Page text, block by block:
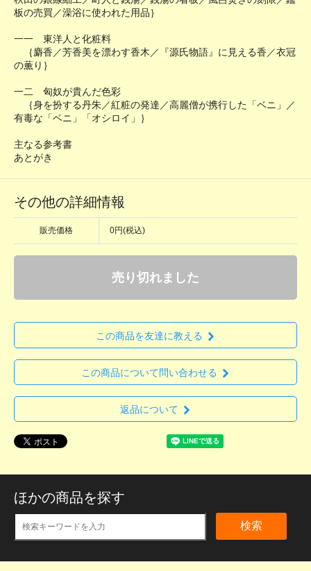
板の売買／澡浴に使われた用品｝
一一 東洋人と化粧料
｛麝香／芳香美を漂わす香木／『源氏物語』に見える香／衣冠
の薫り｝
一二 匈奴が貴んだ色彩
｛身を扮する丹朱／紅粧の発達／高麗僧が携行した「ベニ」／
有毒な「ベニ」「オシロイ」｝
主なる参考書
あとがき
その他の詳細情報
販売価格 0円(税込)
売り切れました
この商品を友達に教える
この商品について問い合わせる
返品について
ほかの商品を探す
検索